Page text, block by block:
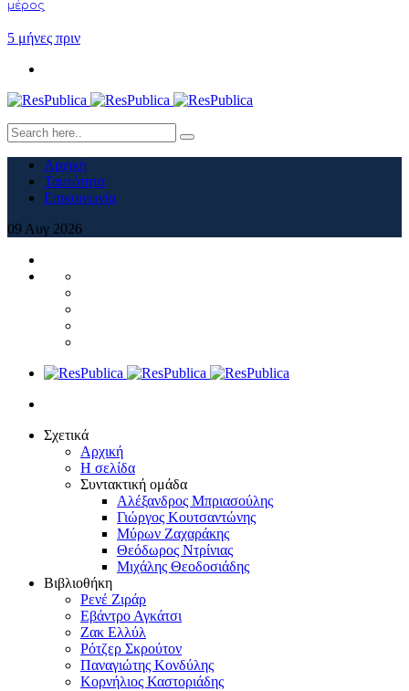
μέρος
5 μήνες πριν
Αρχική
Ταυτότητα
Επικοινωνία
09Αυγ 2026
Σχετικά
Αρχική
Η σελίδα
Συντακτική ομάδα
Αλέξανδρος Μπριασούλης
Γιώργος Κουτσαντώνης
Μύρων Ζαχαράκης
Θεόδωρος Ντρίνιας
Μιχάλης Θεοδοσιάδης
Βιβλιοθήκη
Ρενέ Ζιράρ
Εβάντρο Αγκάτσι
Ζακ Ελλύλ
Ρότζερ Σκρούτον
Παναγιώτης Κονδύλης
Κορνήλιος Καστοριάδης